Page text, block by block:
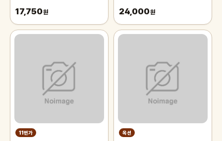
17,750원 24,000원
11번가 옥션